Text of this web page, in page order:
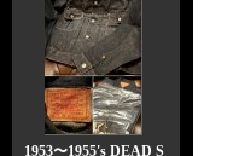
1953〜1955's DEAD S